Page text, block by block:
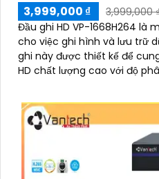
3,999,000 ₫
3,999,000
Đầu ghi HD VP-1668H264 là
cho việc ghi hình và lưu trữ dữ
ghi này được thiết kế để
HD chất lượng cao với độ